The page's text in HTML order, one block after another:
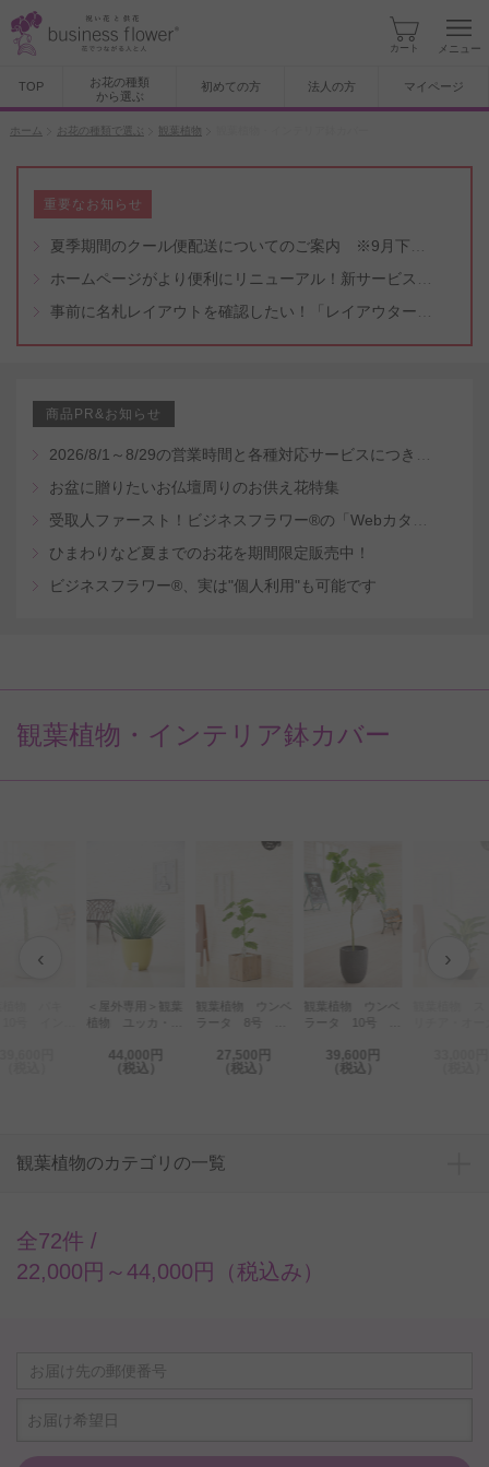
カート メニュー
TOP
お花の種類
から選ぶ
初めての方 法人の方 マイページ
ホーム お花の種類で選ぶ 観葉植物
重要なお知らせ
商品PR&お知らせ
お盆に贈りたいお仏壇周りのお供え花特集
ひまわりなど夏までのお花を期間限定販売中！
ビジネスフラワー®、実は"個人利用"も可能です
観葉植物・インテリア鉢カバー
‹ ›
＜屋外専用＞観葉
号 インテリア鉢
カバー「イエロー
44,000円
（税込）
ラータ 8号 イ
「Ecological
Cube」仕様【高
27,500円
（税込）
ラータ 10号 イ
「ラグジュアリー
ブラックエッグ」
39,600円
（税込）
観葉植物のカテゴリの一覧
全72件 /
22,000円～44,000円（税込み）
お届け希望日